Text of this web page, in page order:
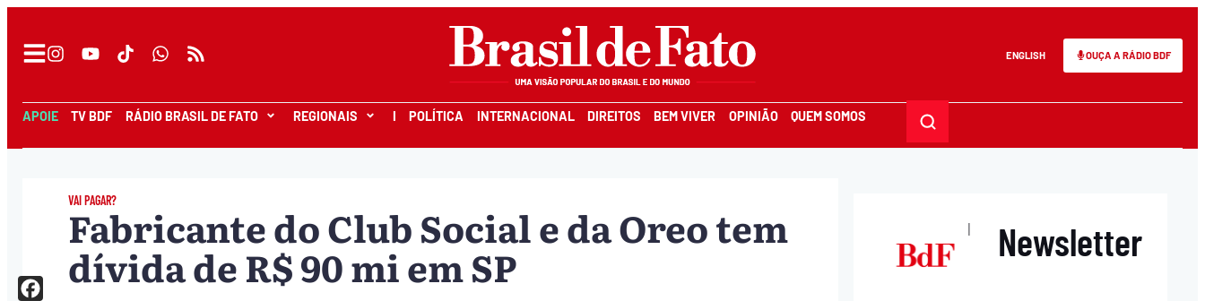
ENGLISH OUÇA A RÁDIO BDF
APOIE TV BDF RÁDIO BRASIL DE FATO REGIONAIS I POLÍTICA INTERNACIONAL DIREITOS BEM VIVER OPINIÃO QUEM SOMOS
VAI PAGAR?
Fabricante do Club Social e da Oreo tem
dívida de R$ 90 mi em SP
| Newsletter